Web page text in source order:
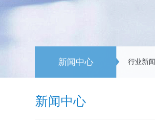
新闻中心 行业新闻
新闻中心